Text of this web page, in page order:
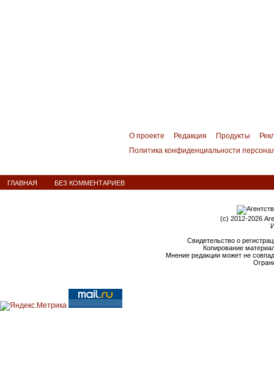
О проекте Редакция Продукты
Политика конфиденциальности
ГЛАВНАЯ БЕЗ КОММЕНТАРИЕВ
(c) 2012-2026
Свидетельство о
Копирование
Мнение редакции может не